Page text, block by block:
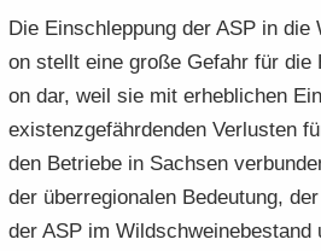
Die Ein­schlep­pung der ASP in
on stellt eine große Ge­fahr für
on dar, weil sie mit er­heb­li­chen
exis­tenz­ge­fähr­den­den Ver­lus­ten
den Be­trie­be in Sach­sen
der über­re­gio­na­len Be­deu­tung,
der ASP im Wild­schwei­ne­be­stand